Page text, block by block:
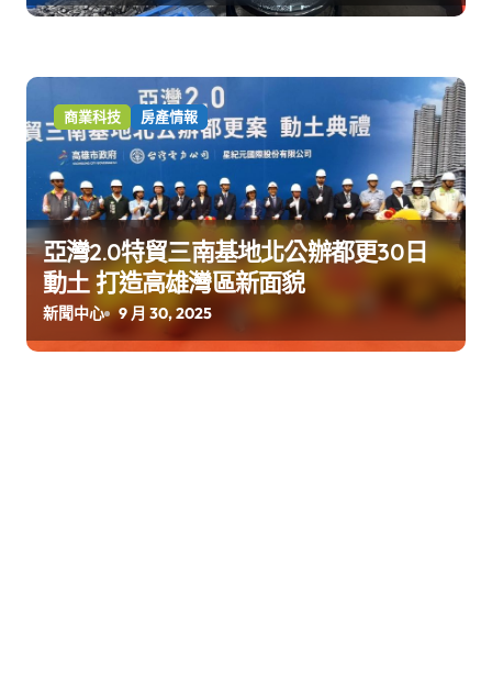
商業科技 房產情報
亞灣2.0特貿三南基地北公辦都更30日
動土 打造高雄灣區新面貌
新聞中心 9 月 30, 2025